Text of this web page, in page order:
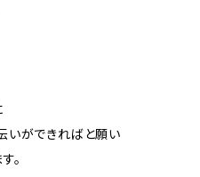
いができればと願い
。